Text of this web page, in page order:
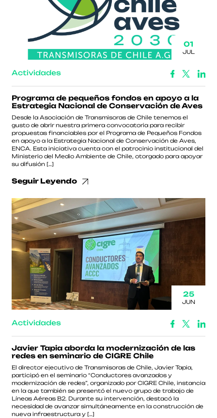
01
JUL
Actividades
Programa de pequeños fondos en apoyo a la
Estrategia Nacional de Conservación de Aves
Desde la Asociación de Transmisoras de Chile tenemos el
gusto de abrir nuestra primera convocatoria para recibir
propuestas financiables por el Programa de Pequeños Fondos
en apoyo a la Estrategia Nacional de Conservación de Aves,
ENCA. Esta iniciativa cuenta con el patrocinio institucional del
Ministerio del Medio Ambiente de Chile, otorgado para apoyar
su difusión […]
Seguir Leyendo
25
JUN
Actividades
Javier Tapia aborda la modernización de las
redes en seminario de CIGRE Chile
El director ejecutivo de Transmisoras de Chile, Javier Tapia,
participó en el seminario “Conductores avanzados y
modernización de redes”, organizado por CIGRE Chile, instancia
en la que también se presentó el nuevo grupo de trabajo de
Líneas Aéreas B2. Durante su intervención, destacó la
necesidad de avanzar simultáneamente en la construcción de
nueva infraestructura y […]